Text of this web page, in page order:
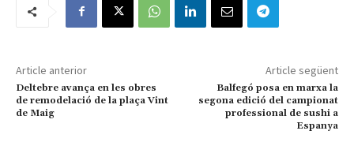
Article anterior
Deltebre avança en les obres
de remodelació de la plaça Vint
de Maig
Article següent
Balfegó posa en marxa la
segona edició del campionat
professional de sushi a
Espanya